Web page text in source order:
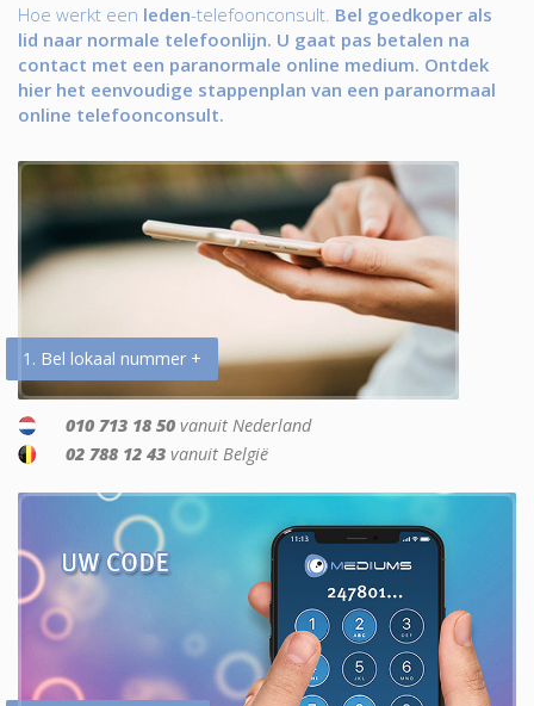
Hoe werkt een leden-telefoonconsult. Bel goedkoper als
lid naar normale telefoonlijn. U gaat pas betalen na
contact met een paranormale online medium. Ontdek
hier het eenvoudige stappenplan van een paranormaal
online telefoonconsult.
1. Bel lokaal nummer +
010 713 18 50 vanuit Nederland
02 788 12 43 vanuit België